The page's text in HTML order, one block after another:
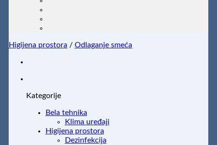
Higijena prostora / Odlaganje smeća
Kategorije
Bela tehnika
Klima uređaji
Higijena prostora
Dezinfekcija